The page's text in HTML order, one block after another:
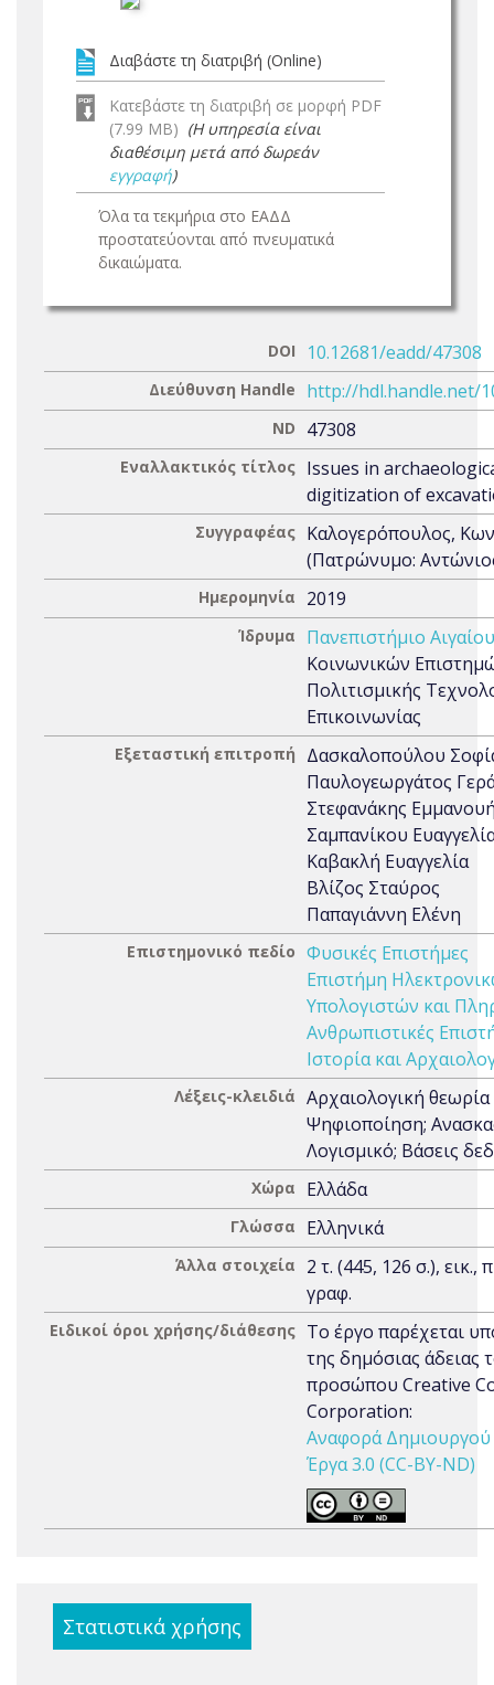
Διαβάστε τη διατριβή (Online)
Κατεβάστε τη διατριβή σε μορφή PDF
(7.99 MB) (Η υπηρεσία είναι
διαθέσιμη μετά από δωρεάν
εγγραφή)
Όλα τα τεκμήρια στο ΕΑΔΔ
προστατεύονται από πνευματικά
δικαιώματα.
DOI 10.12681/eadd/47308
Διεύθυνση Handle http://hdl.handle.net/
ND 47308
Εναλλακτικός τίτλος Issues in
digitization of
Συγγραφέας Καλογερόπουλος,
(Πατρώνυμο:
Ημερομηνία 2019
Ίδρυμα
Πανεπιστήμιο Αιγαίου
Κοινωνικών
Πολιτισμικής
Επικοινωνίας
Εξεταστική επιτροπή
Δασκαλοπούλου
Παυλογεωργάτος
Στεφανάκης
Σαμπανίκου
Καβακλή Ευαγγελία
Βλίζος Σταύρος
Παπαγιάννη Ελένη
Επιστημονικό πεδίο Φυσικές Επιστήμες
Επιστήμη
Υπολογιστών και
Ανθρωπιστικές
Ιστορία και
Λέξεις-κλειδιά Αρχαιολογική θεωρία
Ψηφιοποίηση;
Λογισμικό; Βάσεις
Χώρα Ελλάδα
Γλώσσα Ελληνικά
Άλλα στοιχεία
2 τ. (445, 126 σ.), εικ.,
γραφ.
Ειδικοί όροι χρήσης/διάθεσης Το έργο παρέχεται
της δημόσιας άδειας
προσώπου Creative
Corporation:
Αναφορά
Έργα 3.0 (CC-BY-ND)
Στατιστικά χρήσης